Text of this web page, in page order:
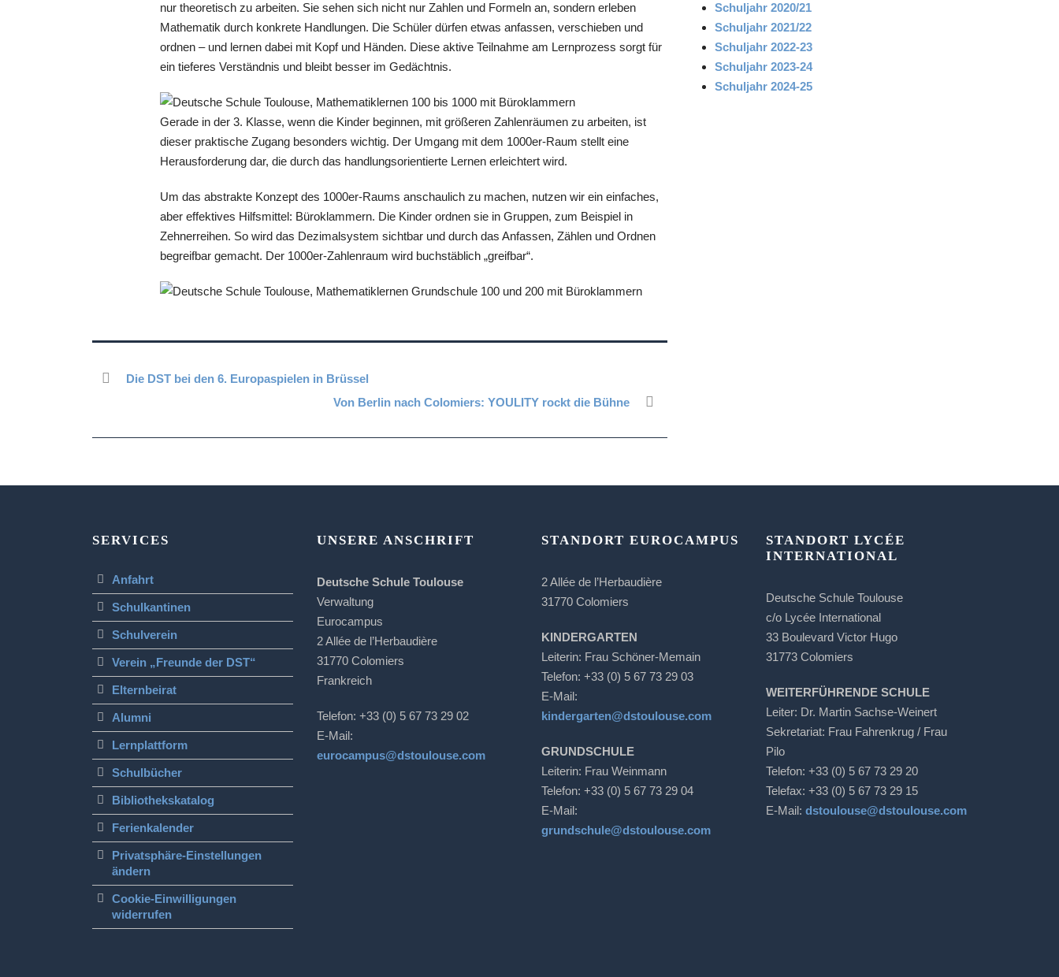
nur theoretisch zu arbeiten. Sie sehen sich nicht nur Zahlen und Formeln an, sondern erleben
Mathematik durch konkrete Handlungen. Die Schüler dürfen etwas anfassen, verschieben und
ordnen – und lernen dabei mit Kopf und Händen. Diese aktive Teilnahme am Lernprozess sorgt für
ein tieferes Verständnis und bleibt besser im Gedächtnis.
Gerade in der 3. Klasse, wenn die Kinder beginnen, mit größeren Zahlenräumen zu arbeiten, ist
dieser praktische Zugang besonders wichtig. Der Umgang mit dem 1000er-Raum stellt eine
Herausforderung dar, die durch das handlungsorientierte Lernen erleichtert wird.
Um das abstrakte Konzept des 1000er-Raums anschaulich zu machen, nutzen wir ein einfaches,
aber effektives Hilfsmittel: Büroklammern. Die Kinder ordnen sie in Gruppen, zum Beispiel in
Zehnerreihen. So wird das Dezimalsystem sichtbar und durch das Anfassen, Zählen und Ordnen
begreifbar gemacht. Der 1000er-Zahlenraum wird buchstäblich „greifbar“.
Die DST bei den 6. Europaspielen in Brüssel
Von Berlin nach Colomiers: YOULITY rockt die Bühne
Schuljahr 2020/21
Schuljahr 2021/22
Schuljahr 2022-23
Schuljahr 2023-24
Schuljahr 2024-25
SERVICES
Anfahrt
Schulkantinen
Schulverein
Verein „Freunde der DST“
Elternbeirat
Alumni
Lernplattform
Schulbücher
Bibliothekskatalog
Ferienkalender
Privatsphäre-Einstellungen
ändern
Cookie-Einwilligungen
widerrufen
UNSERE ANSCHRIFT
Deutsche Schule Toulouse
Verwaltung
Eurocampus
2 Allée de l’Herbaudière
31770 Colomiers
Frankreich
Telefon: +33 (0) 5 67 73 29 02
E-Mail:
eurocampus@dstoulouse.com
STANDORT EUROCAMPUS
2 Allée de l’Herbaudière
31770 Colomiers
KINDERGARTEN
Leiterin: Frau Schöner-Memain
Telefon: +33 (0) 5 67 73 29 03
E-Mail:
kindergarten@dstoulouse.com
GRUNDSCHULE
Leiterin: Frau Weinmann
Telefon: +33 (0) 5 67 73 29 04
E-Mail:
grundschule@dstoulouse.com
STANDORT LYCÉE
INTERNATIONAL
Deutsche Schule Toulouse
c/o Lycée International
33 Boulevard Victor Hugo
31773 Colomiers
WEITERFÜHRENDE SCHULE
Leiter: Dr. Martin Sachse-Weinert
Sekretariat: Frau Fahrenkrug / Frau
Pilo
Telefon: +33 (0) 5 67 73 29 20
Telefax: +33 (0) 5 67 73 29 15
E-Mail: dstoulouse@dstoulouse.com